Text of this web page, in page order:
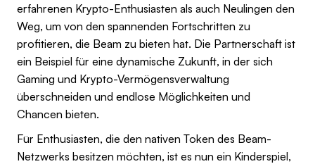
erfahrenen Krypto-Enthusiasten als auch Neulingen den
Weg, um von den spannenden Fortschritten zu
profitieren, die Beam zu bieten hat. Die Partnerschaft ist
ein Beispiel für eine dynamische Zukunft, in der sich
Gaming und Krypto-Vermögensverwaltung
überschneiden und endlose Möglichkeiten und
Chancen bieten.
Für Enthusiasten, die den nativen Token des Beam-
Netzwerks besitzen möchten, ist es nun ein Kinderspiel,